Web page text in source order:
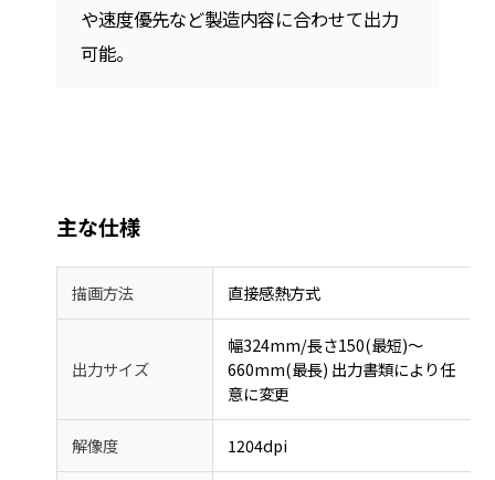
や速度優先など製造内容に合わせて出力
可能。
主な仕様
描画方法 直接感熱方式
出力サイズ
幅324mm/長さ150(最短)～
660mm(最長) 出力書類により任
意に変更
解像度 1204dpi